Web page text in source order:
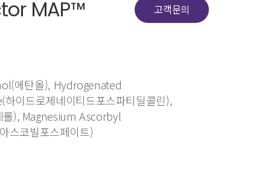
MAP™ 고객문의
에탄올), Hydrogenated
이드로제네이티드포스파티딜콜린),
), Magnesium Ascorbyl
스코빌포스페이트)